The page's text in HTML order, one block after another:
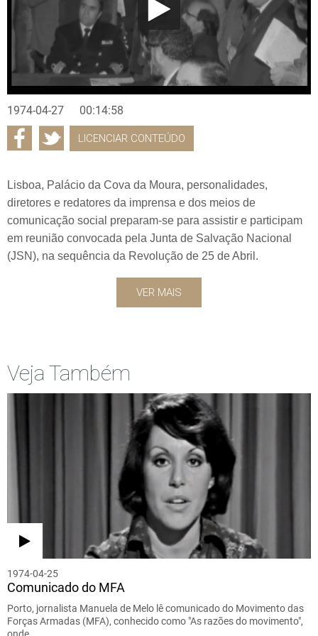
1974-04-27 00:14:58
LICENCIAR CONTEÚDO
Lisboa, Palácio da Cova da Moura, personalidades,
diretores e redatores da imprensa e dos meios de
comunicação social preparam-se para assistir e participam
em reunião convocada pela Junta de Salvação Nacional
(JSN), na sequência da Revolução de 25 de Abril.
VER MAIS
Veja Também
1974-04-25
Comunicado do MFA
Porto, jornalista Manuela de Melo lê comunicado do Movimento das
Forças Armadas (MFA), conhecido como "As razões do movimento",